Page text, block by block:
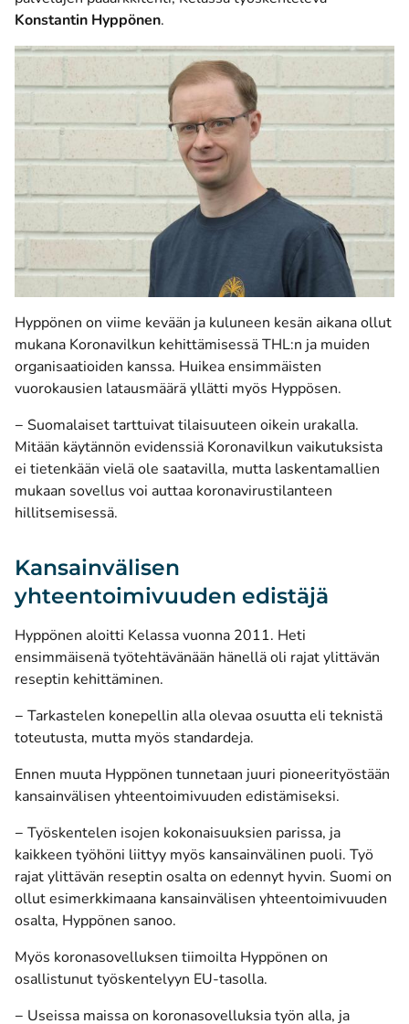
Konstantin Hyppönen.
Hyppönen on viime kevään ja kuluneen kesän aikana ollut
mukana Koronavilkun kehittämisessä THL:n ja muiden
organisaatioiden kanssa. Huikea ensimmäisten
vuorokausien latausmäärä yllätti myös Hyppösen.
− Suomalaiset tarttuivat tilaisuuteen oikein urakalla.
Mitään käytännön evidenssiä Koronavilkun vaikutuksista
ei tietenkään vielä ole saatavilla, mutta laskentamallien
mukaan sovellus voi auttaa koronavirustilanteen
hillitsemisessä.
Kansainvälisen
yhteentoimivuuden edistäjä
Hyppönen aloitti Kelassa vuonna 2011. Heti
ensimmäisenä työtehtävänään hänellä oli rajat ylittävän
reseptin kehittäminen.
− Tarkastelen konepellin alla olevaa osuutta eli teknistä
toteutusta, mutta myös standardeja.
Ennen muuta Hyppönen tunnetaan juuri pioneerityöstään
kansainvälisen yhteentoimivuuden edistämiseksi.
− Työskentelen isojen kokonaisuuksien parissa, ja
kaikkeen työhöni liittyy myös kansainvälinen puoli. Työ
rajat ylittävän reseptin osalta on edennyt hyvin. Suomi on
ollut esimerkkimaana kansainvälisen yhteentoimivuuden
osalta, Hyppönen sanoo.
Myös koronasovelluksen tiimoilta Hyppönen on
osallistunut työskentelyyn EU-tasolla.
− Useissa maissa on koronasovelluksia työn alla, ja